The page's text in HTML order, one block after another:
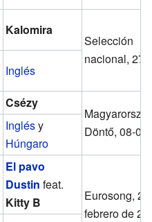
Kalomira
Selección
nacional, 27-
Inglés
Csézy
Döntő, 08-
Inglésy
Húngaro
El pavo
Dustin feat.
Kitty B
Eurosong,
febrero de